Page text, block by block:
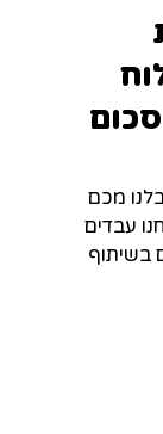
מכם
עבדים
בשיתוף